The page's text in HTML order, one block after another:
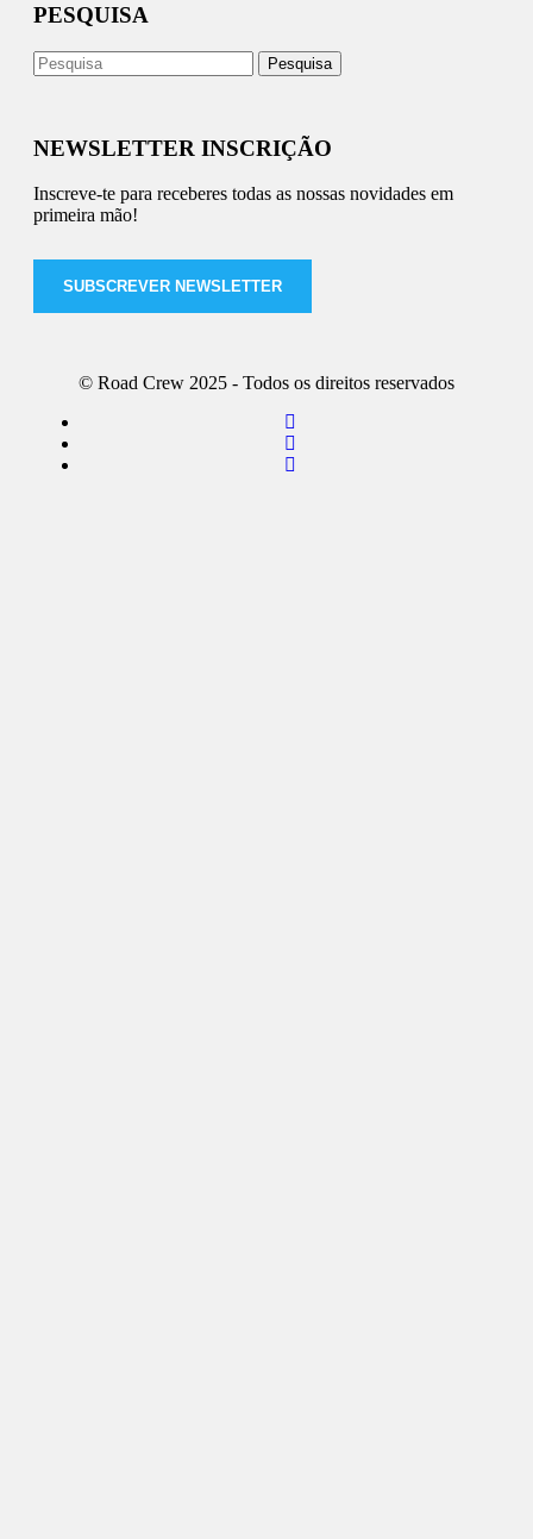
PESQUISA
NEWSLETTER INSCRIÇÃO
Inscreve-te para receberes todas as nossas novidades em
primeira mão!
SUBSCREVER NEWSLETTER
© Road Crew 2025 - Todos os direitos reservados